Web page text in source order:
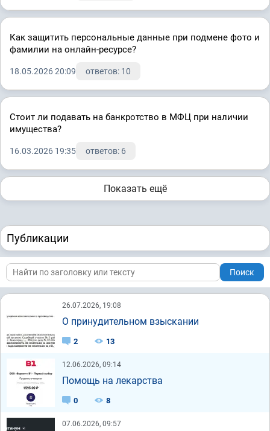
Как защитить персональные данные при подмене фото и
фамилии на онлайн-ресурсе?
18.05.2026 20:09 ответов: 10
Стоит ли подавать на банкротство в МФЦ при наличии
имущества?
16.03.2026 19:35 ответов: 6
Показать ещё
Публикации
Поиск
26.07.2026, 19:08
О принудительном взыскании
2 13
12.06.2026, 09:14
Помощь на лекарства
0 8
07.06.2026, 09:57